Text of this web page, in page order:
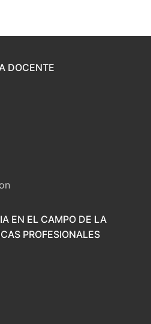
DOCENTE
EN EL CAMPO DE LA
PROFESIONALES